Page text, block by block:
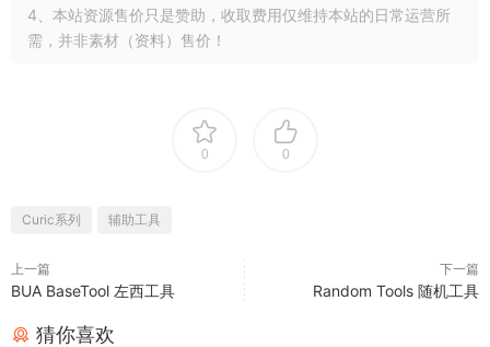
4、本站资源售价只是赞助，收取费用仅维持本站的日常运营所
需，并非素材（资料）售价！
0 0
Curic系列 辅助工具
上一篇
BUA BaseTool 左西工具
下一篇
Random Tools 随机工具
猜你喜欢